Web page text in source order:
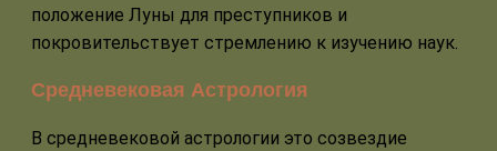
положение Луны для преступников и
покровительствует стремлению к изучению наук.
Средневековая Астрология
В средневековой астрологии это созвездие